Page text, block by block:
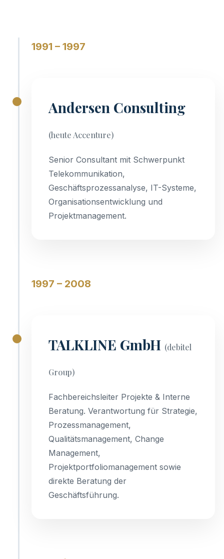
1991 – 1997
Andersen Consulting
(heute Accenture)
Senior Consultant mit Schwerpunkt
Telekommunikation,
Geschäftsprozessanalyse, IT-Systeme,
Organisationsentwicklung und
Projektmanagement.
1997 – 2008
TALKLINE GmbH (debitel
Group)
Fachbereichsleiter Projekte & Interne
Beratung. Verantwortung für Strategie,
Prozessmanagement,
Qualitätsmanagement, Change
Management,
Projektportfoliomanagement sowie
direkte Beratung der
Geschäftsführung.